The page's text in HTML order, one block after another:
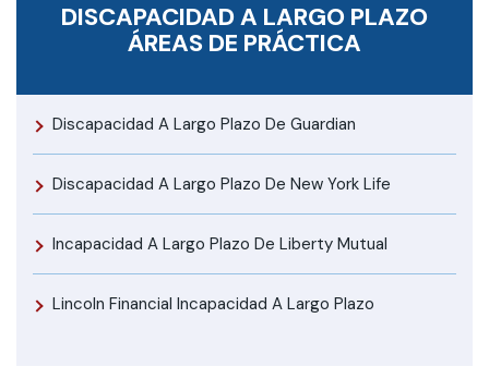
DISCAPACIDAD A LARGO PLAZO
ÁREAS DE PRÁCTICA
Discapacidad A Largo Plazo De Guardian
Discapacidad A Largo Plazo De New York Life
Incapacidad A Largo Plazo De Liberty Mutual
Lincoln Financial Incapacidad A Largo Plazo